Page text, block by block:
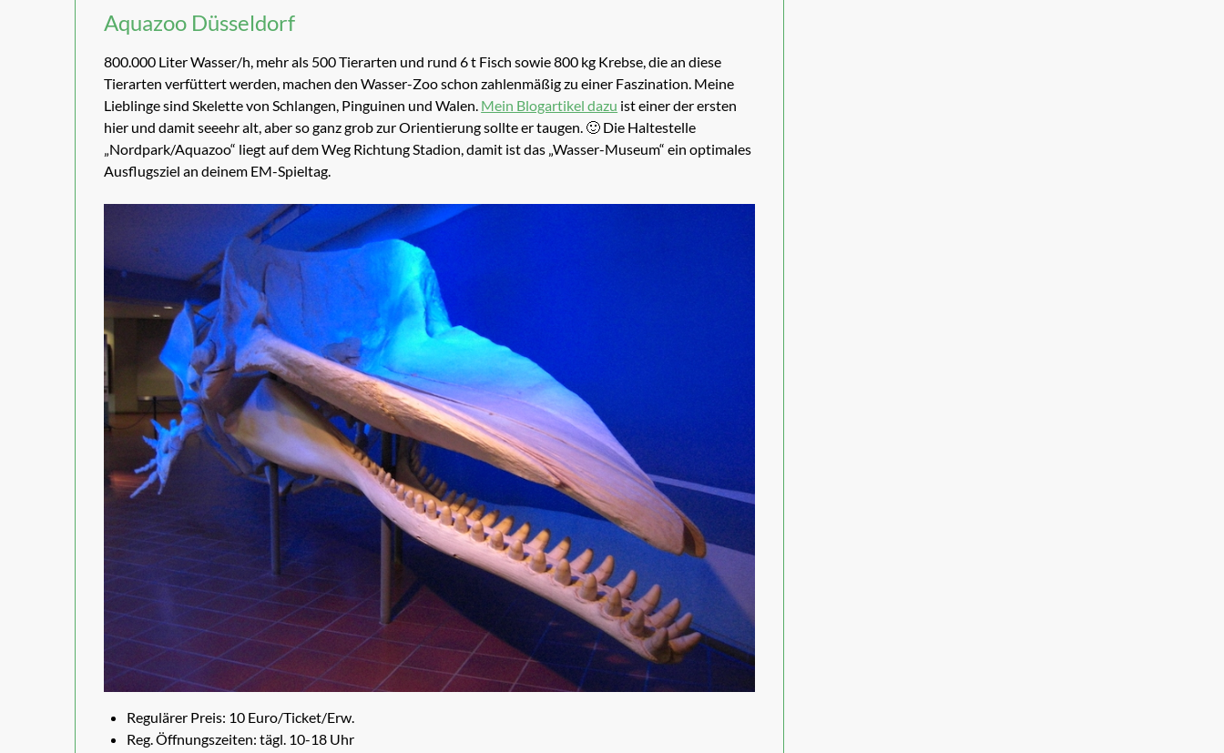
Aquazoo Düsseldorf
800.000 Liter Wasser/h, mehr als 500 Tierarten und rund 6 t Fisch sowie 800 kg Krebse, die an diese
Tierarten verfüttert werden, machen den Wasser-Zoo schon zahlenmäßig zu einer Faszination. Meine
Lieblinge sind Skelette von Schlangen, Pinguinen und Walen. Mein Blogartikel dazu ist einer der ersten
hier und damit seeehr alt, aber so ganz grob zur Orientierung sollte er taugen. 🙂 Die Haltestelle
„Nordpark/Aquazoo“ liegt auf dem Weg Richtung Stadion, damit ist das „Wasser-Museum“ ein optimales
Ausflugsziel an deinem EM-Spieltag.
Regulärer Preis: 10 Euro/Ticket/Erw.
Reg. Öffnungszeiten: tägl. 10-18 Uhr